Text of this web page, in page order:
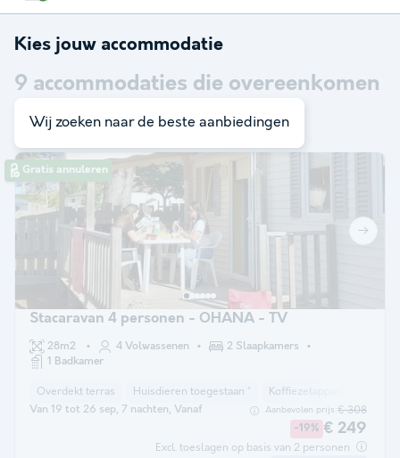
Kies jouw accommodatie
9 accommodaties die overeenkomen
met je zoekopdracht
Gratis annuleren
Stacaravan 4 personen - OHANA - TV
28m2 4 Volwassenen
2 Slaapkamers
1 Badkamer
Overdekt terras Huisdieren toegestaan * Koffiezetapparaat
Van 19 tot 26 sep, 7 nachten, Vanaf Aanbevolen prijs:€ 308
-19% € 249
Excl. toeslagen op basis van 2 personen
Wij zoeken naar de beste aanbiedingen